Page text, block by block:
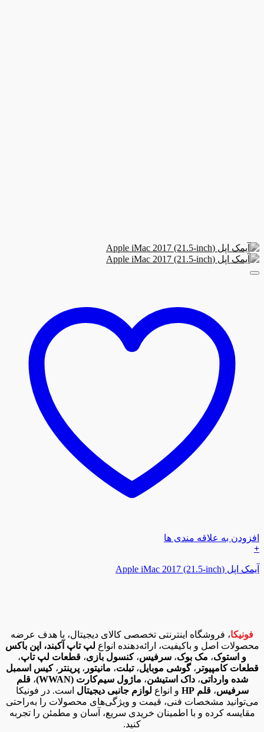
افزودن به علاقه مندی ها
+
آیمک اپل (Apple iMac 2017 (21.5-inch
فونیکا، فروشگاه اینترنتی تخصصی کالای دیجیتال، با هدف عرضه
محصولات اصل و باکیفیت، ارائه‌دهنده انواع لپ تاپ آکبند، اپن باکس
و استوک، مک بوک، سرفیس،کنسول بازی، قطعات لپ تاپ،
قطعات کامپیوتر ،گوشی موبایل،تبلت، مانیتور ،پرینتر ،کیس اسمبل
شده وارداتی،داک استیشن، ماژول سیم‌کارت (WWAN) ،قلم
سرفیس،قلم HP و انواع لوازم جانبی دیجیتال است. در فونیکا
می‌توانید مشخصات فنی، قیمت و ویژگی‌های محصولات را به‌راحتی
مقایسه کرده و با اطمینان خریدی سریع، آسان و مطمئن را تجربه
کنید.